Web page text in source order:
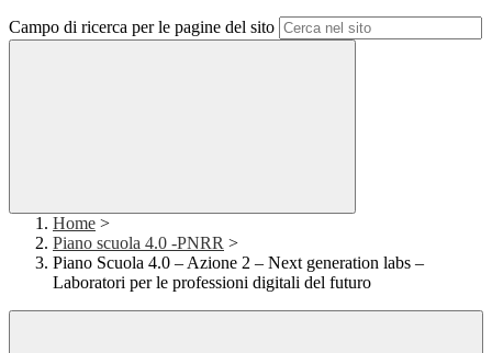
Campo di ricerca per le pagine del sito
Home >
Piano scuola 4.0 -PNRR >
Piano Scuola 4.0 – Azione 2 – Next generation labs –
Laboratori per le professioni digitali del futuro